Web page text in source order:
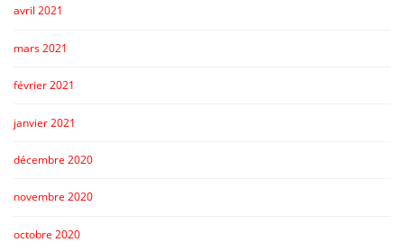
avril 2021
mars 2021
février 2021
janvier 2021
décembre 2020
novembre 2020
octobre 2020